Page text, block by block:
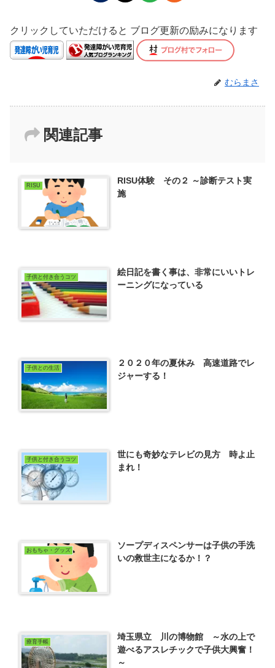
クリックしていただけると ブログ更新の励みになります
むらまさ
関連記事
RISU
RISU体験 その２ ～診断テスト実
施
子供と付き合うコツ
絵日記を書く事は、非常にいいトレ
ーニングになっている
子供との生活
２０２０年の夏休み 高速道路でレ
ジャーする！
子供と付き合うコツ
世にも奇妙なテレビの見方 時よ止
まれ！
おもちゃ・グッズ
ソープディスペンサーは子供の手洗
いの救世主になるか！？
療育手帳
埼玉県立 川の博物館 ～水の上で
遊べるアスレチックで子供大興奮！
～